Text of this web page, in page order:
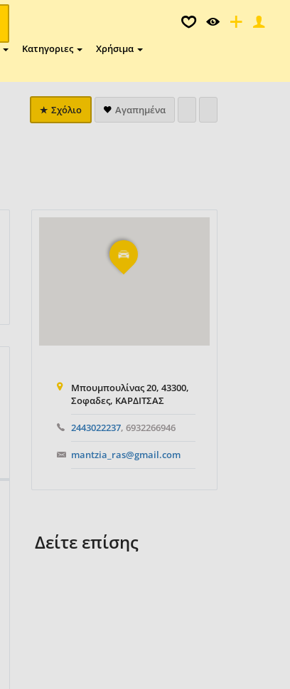
Κατηγοριες Χρήσιμα
Σχόλιο Αγαπημένα
Μπουμπουλίνας 20, 43300,
Σοφαδες, ΚΑΡΔΙΤΣΑΣ
2443022237, 6932266946
mantzia_ras@gmail.com
Δείτε επίσης